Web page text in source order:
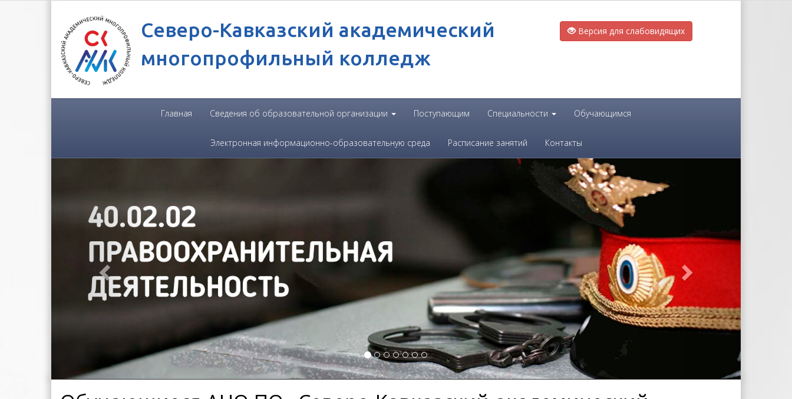
Северо-Кавказский академический
многопрофильный колледж
Версия для слабовидящих
Главная Сведения об образовательной организации Поступающим Специальности Обучающимся
Электронная информационно-образовательную среда Расписание занятий Контакты